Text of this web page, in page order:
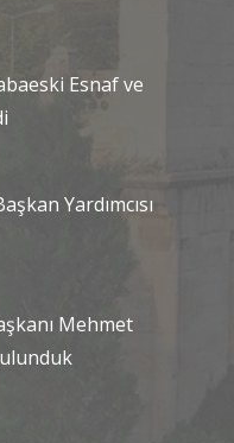
Esnaf ve
Yardımcısı
Mehmet